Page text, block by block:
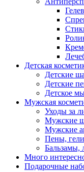
Детская
Детские
Детские
Детское
Мужская
Уходы за
Мужские
Мужские
Пены,
Бальзамы,
Много
Подарочные